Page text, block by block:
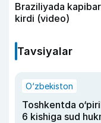
Braziliyada
kirdi (video)
Tavsiyalar
O‘zbekiston
Toshkentda
6 kishiga sud